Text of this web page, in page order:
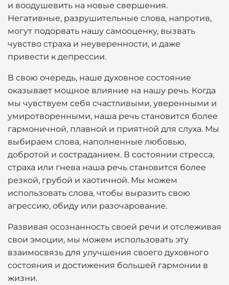
и воодушевить на новые свершения.
Негативные, разрушительные слова, напротив,
могут подорвать нашу самооценку, вызвать
чувство страха и неуверенности, и даже
привести к депрессии.
В свою очередь, наше духовное состояние
оказывает мощное влияние на нашу речь. Когда
мы чувствуем себя счастливыми, уверенными и
умиротворенными, наша речь становится более
гармоничной, плавной и приятной для слуха. Мы
выбираем слова, наполненные любовью,
добротой и состраданием. В состоянии стресса,
страха или гнева наша речь становится более
резкой, грубой и хаотичной. Мы можем
использовать слова, чтобы выразить свою
агрессию, обиду или разочарование.
Развивая осознанность своей речи и отслеживая
свои эмоции, мы можем использовать эту
взаимосвязь для улучшения своего духовного
состояния и достижения большей гармонии в
жизни.